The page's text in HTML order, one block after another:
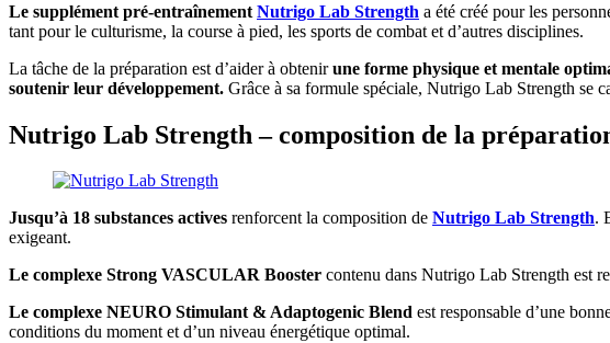
Le supplément pré-entraînement Nutrigo Lab Strength a été créé pour les
tant pour le culturisme, la course à pied, les sports de combat et d’autres disciplines.
La tâche de la préparation est d’aider à obtenirune forme physique et mentale
soutenir leur développement. Grâce à sa formule spéciale, Nutrigo Lab Strength se
Nutrigo Lab Strength – composition de la
Jusqu’à 18 substances actives renforcent la composition de Nutrigo Lab Strength.
exigeant.
Le complexe Strong VASCULAR Booster contenu dans Nutrigo Lab Strength est
Le complexe NEURO Stimulant & Adaptogenic Blend est responsable d’une
conditions du moment et d’un niveau énergétique optimal.